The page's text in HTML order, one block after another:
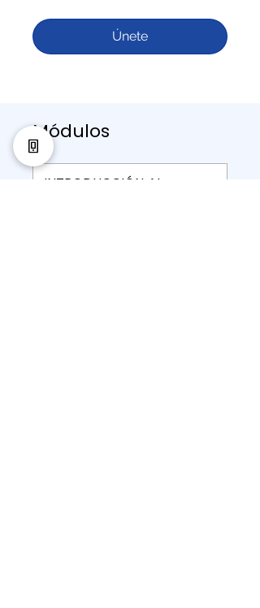
Únete
Módulos
INTRODUCCIÓN AL